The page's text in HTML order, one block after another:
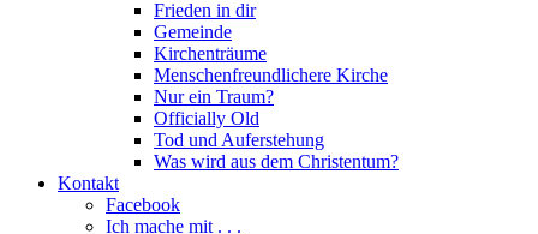
Frieden in dir
Gemeinde
Kirchenträume
Menschenfreundlichere Kirche
Nur ein Traum?
Officially Old
Tod und Auferstehung
Was wird aus dem Christentum?
Kontakt
Facebook
Ich mache mit . . .